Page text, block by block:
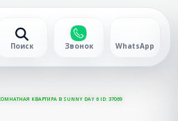
Поиск Звонок WhatsApp
КВАРТИРА В SUNNY DAY 6 ID: 37069